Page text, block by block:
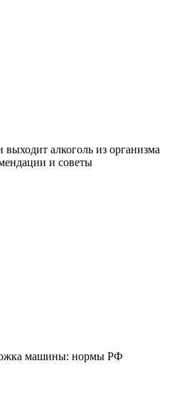
выходит алкоголь из организма
и советы
машины: нормы РФ